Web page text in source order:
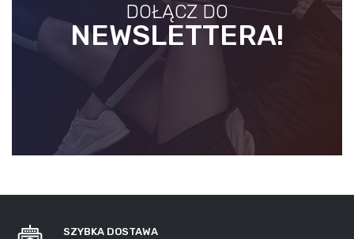
DOŁĄCZ DO
NEWSLETTERA!
SZYBKA DOSTAWA